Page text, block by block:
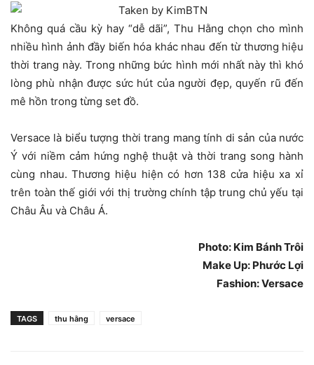
Không quá cầu kỳ hay “dễ dãi”, Thu Hằng chọn cho mình
nhiều hình ảnh đầy biến hóa khác nhau đến từ thương hiệu
thời trang này. Trong những bức hình mới nhất này thì khó
lòng phù nhận được sức hút của người đẹp, quyến rũ đến
mê hồn trong từng set đồ.
Versace là biểu tượng thời trang mang tính di sản của nước
Ý với niềm cảm hứng nghệ thuật và thời trang song hành
cùng nhau. Thương hiệu hiện có hơn 138 cửa hiệu xa xỉ
trên toàn thế giới với thị trường chính tập trung chủ yếu tại
Châu Âu và Châu Á.
Photo: Kim Bánh Trôi
Make Up: Phước Lợi
Fashion: Versace
TAGS thu hằng versace